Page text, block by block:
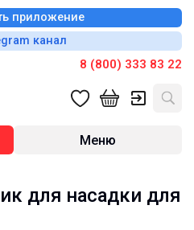
приложение
канал
8 (800) 333 83 22
Меню
для насадки для